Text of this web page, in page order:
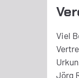
Viel
Jörg